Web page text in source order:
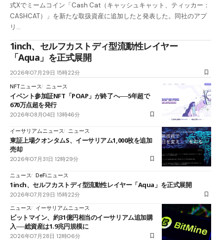
式Xでミームコイン「Cash Cat（キャッシュキャット、ティッカー：
CASHCAT）」を新たな取扱資産に追加したと発表した。同社のアプ
リ…
1inch、セルフカストディ型流動性レイヤー
「Aqua」を正式展開
2026年07月29日 15時22分
NFTニュース
ニュース
イベント参加証NFT「POAP」が終了へ──5年超で
670万点超を発行
2026年08月04日 13時46分
イーサリアムニュース ニュース
東証上場クオンタムS、イーサリアム1,000枚を追加
売却
2026年07月31日 12時29分
ニュース DeFiニュース
1inch、セルフカストディ型流動性レイヤー「Aqua」を正式展開
2026年07月29日 15時22分
ニュース
イーサリアムニュース
ビットマイン、約31億円相当のイーサリアム追加購
入──総資産は1.9兆円規模に
2026年07月28日 12時06分